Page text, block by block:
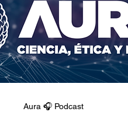
Aura 🎧 Podcast